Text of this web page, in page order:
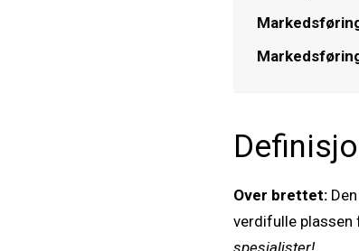
Over brettet:
verdifulle plassen